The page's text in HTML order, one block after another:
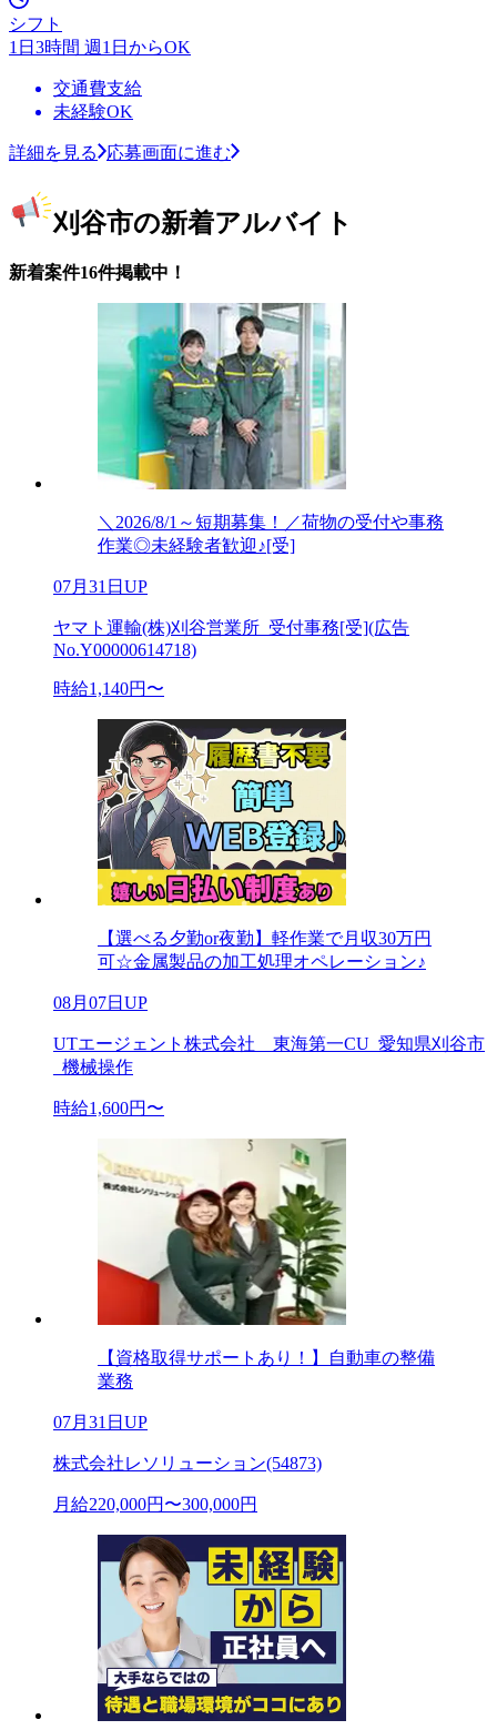
シフト
1日3時間 週1日からOK
交通費支給
未経験OK
詳細を見る 応募画面に進む
刈谷市の新着アルバイト
新着案件16件掲載中！
＼2026/8/1～短期募集！／荷物の受付や事務
作業◎未経験者歓迎♪[受]
07月31日UP
ヤマト運輸(株)刈谷営業所_受付事務[受](広告
No.Y00000614718)
時給1,140円〜
【選べる夕勤or夜勤】軽作業で月収30万円
可☆金属製品の加工処理オペレーション♪
08月07日UP
UTエージェント株式会社 東海第一CU_愛知県刈谷市
_機械操作
時給1,600円〜
【資格取得サポートあり！】自動車の整備
業務
07月31日UP
株式会社レソリューション(54873)
月給220,000円〜300,000円